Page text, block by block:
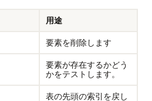
用途
要素を削除します
要素が存在するかどう
かをテストします。
表の先頭の索引を戻し